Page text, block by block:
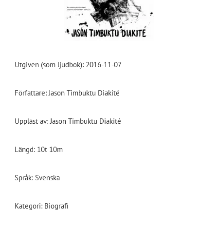
Utgiven (som ljudbok): 2016-11-07
Författare: Jason Timbuktu Diakité
Uppläst av: Jason Timbuktu Diakité
Längd: 10t 10m
Språk: Svenska
Kategori: Biografi